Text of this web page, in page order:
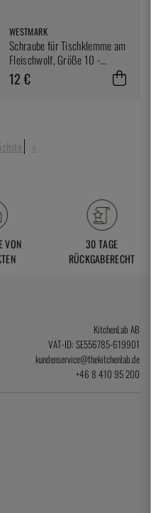
WESTMARK
Schraube für Tischklemme am
Fleischwolf, Größe 10 -
Westmark
12 €
»
VON
30 TAGE
RÜCKGABERECHT
KitchenLab AB
VAT-ID: SE556785-619901
kundenservice@thekitchenlab.de
+46 8 410 95 200